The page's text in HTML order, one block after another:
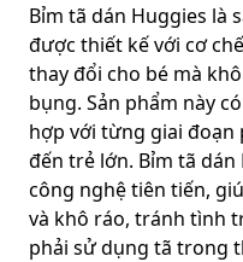
Bỉm tã dán Huggies là
được thiết kế với cơ
thay đổi cho bé mà
bụng. Sản phẩm này
hợp với từng giai
đến trẻ lớn. Bỉm tã
công nghệ tiên tiến,
và khô ráo, tránh tình
phải sử dụng tã trong